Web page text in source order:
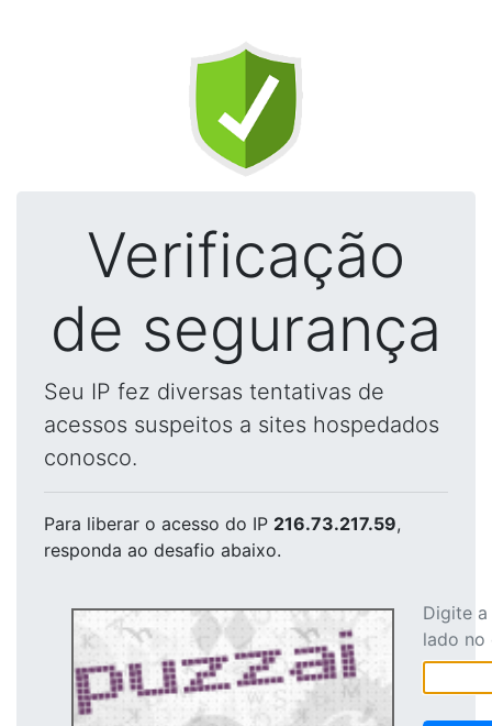
Verificação
de segurança
Seu IP fez diversas tentativas de
acessos suspeitos a sites hospedados
conosco.
Para liberar o acesso do IP 216.73.217.59,
responda ao desafio abaixo.
Digite
lado no